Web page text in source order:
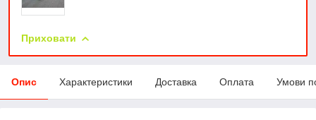
Приховати
Опис Характеристики Доставка Оплата Умови